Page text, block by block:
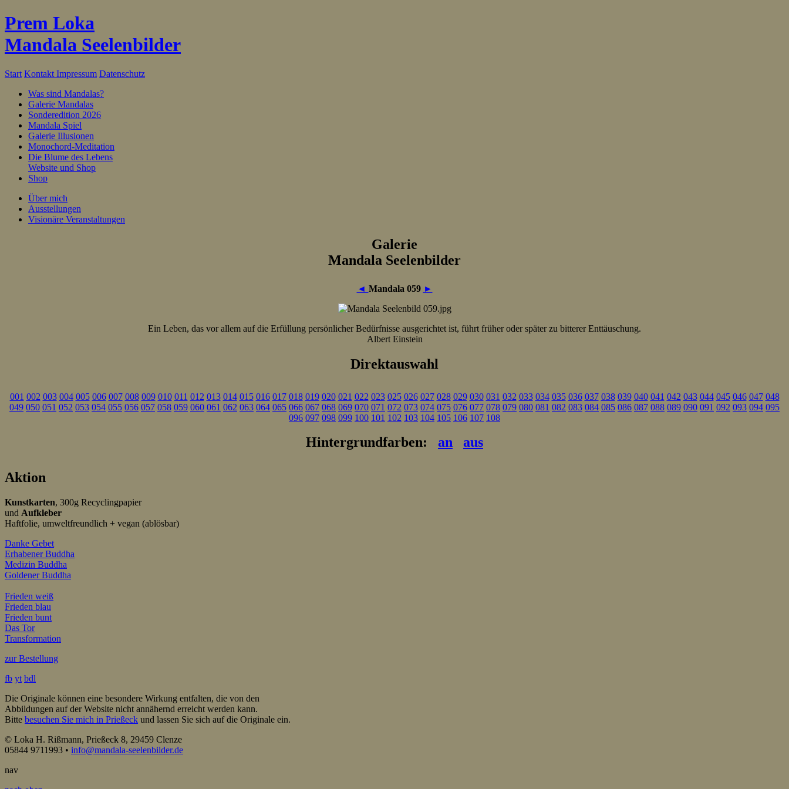
Prem Loka
Mandala Seelenbilder
Start Kontakt Impressum Datenschutz
Was sind Mandalas?
Galerie Mandalas
Sonderedition 2026
Mandala Spiel
Galerie Illusionen
Monochord-Meditation
Die Blume des Lebens
Website und Shop
Shop
Über mich
Ausstellungen
Visionäre Veranstaltungen
Galerie
Mandala Seelenbilder
◄ Mandala 059 ►
Ein Leben, das vor allem auf die Erfüllung persönlicher Bedürfnisse ausgerichtet ist, führt früher oder später zu bitterer Enttäuschung.
Albert Einstein
Direktauswahl
001 002 003 004 005 006 007 008 009 010 011 012 013 014 015 016 017 018 019 020 021 022 023 025 026 027 028 029 030 031 032 033 034 035 036 037 038 039 040 041 042 043 044 045 046 047 048
049 050 051 052 053 054 055 056 057 058 059 060 061 062 063 064 065 066 067 068 069 070 071 072 073 074 075 076 077 078 079 080 081 082 083 084 085 086 087 088 089 090 091 092 093 094 095
096 097 098 099 100 101 102 103 104 105 106 107 108
Hintergrundfarben: an aus
Aktion
Kunstkarten, 300g Recyclingpapier
und Aufkleber
Haftfolie, umweltfreundlich + vegan (ablösbar)
Danke Gebet
Erhabener Buddha
Medizin Buddha
Goldener Buddha
Frieden weiß
Frieden blau
Frieden bunt
Das Tor
Transformation
zur Bestellung
fb yt bdl
Die Originale können eine besondere Wirkung entfalten, die von den
Abbildungen auf der Website nicht annähernd erreicht werden kann.
Bitte besuchen Sie mich in Prießeck und lassen Sie sich auf die Originale ein.
© Loka H. Rißmann, Prießeck 8, 29459 Clenze
05844 9711993 • info@mandala-seelenbilder.de
nav